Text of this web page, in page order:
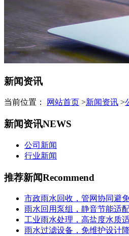
新闻资讯
当前位置： 网站首页 >新闻资讯 >
新闻资讯NEWS
公司新闻
行业新闻
推荐新闻Recommend
市政雨水回收，管网协同避
雨水回用泵组，静音节能适
工业雨水处理，高盐度水质
雨水过滤设备，免维护设计